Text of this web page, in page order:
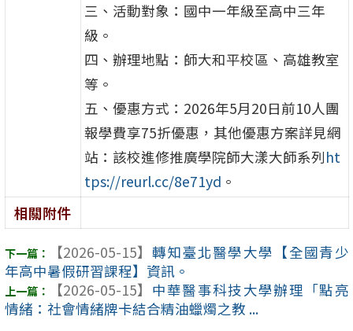
三、活動對象：國中一年級至高中三年
級。
四、辦理地點：師大和平校區、高雄教室
等。
五、優惠方式：2026年5月20日前10人團
報學費享75折優惠，其他優惠方案詳見網
站：該校進修推廣學院師大漾大師系列ht
tps://reurl.cc/8e71yd 。
相關附件
【2026-05-15】 轉知臺北醫學大學【全國青少
年高中暑假研習課程】資訊。
【2026-05-15】 中華醫事科技大學辦理「點亮
情緒：社會情緒牌卡結合精油蠟燭之教 ...